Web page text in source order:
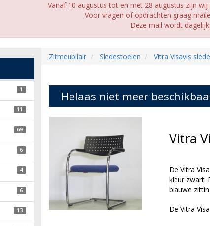
Vanaf 10 augustus tot en met 28 augustus zijn
Voor vragen of opdrachten graag
Deze mail wordt
Zitmeubilair Sledestoelen Vitra Visavis
Helaas niet meer
Vitra
De Vitra
kleur zwart.
blauwe
De Vitra
1
11
69
6
4
6
13